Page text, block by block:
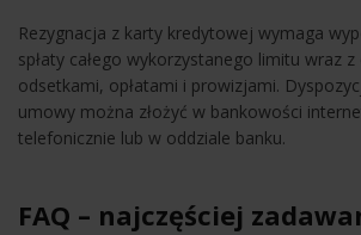
Rezygnacja z karty kredytowej wymaga
spłaty całego wykorzystanego limitu wraz
odsetkami, opłatami i prowizjami.
umowy można złożyć w bankowości
telefonicznie lub w oddziale banku.
FAQ – najczęściej